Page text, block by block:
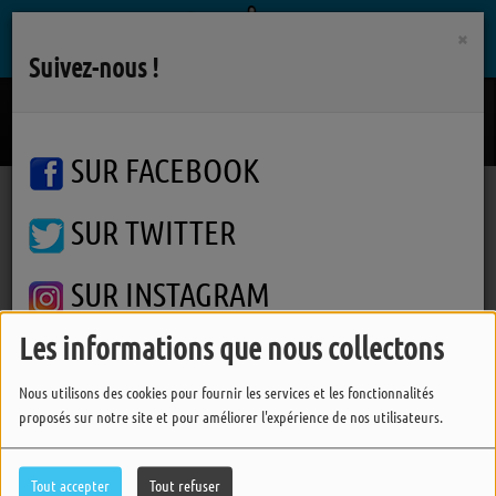
Les informations que nous collectons
Nous utilisons des cookies pour fournir les services et les fonctionnalités
proposés sur notre site et pour améliorer l'expérience de nos utilisateurs.
Tout accepter Tout refuser
Podcasts Autres interviews
Mariluce durant le festival
Viens Dans Mon Ile 2022
×
Suivez-nous !
SUR FACEBOOK
SUR TWITTER
SUR INSTAGRAM